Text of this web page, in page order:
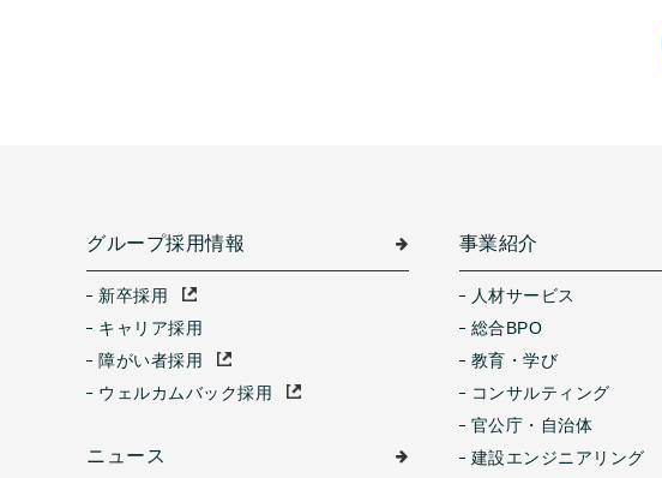
グループ採用情報
新卒採用
キャリア採用
障がい者採用
ウェルカムバック採用
ニュース
事業紹介
人材サービス
総合BPO
教育・学び
コンサルティング
官公庁・自治体
建設エンジニアリング